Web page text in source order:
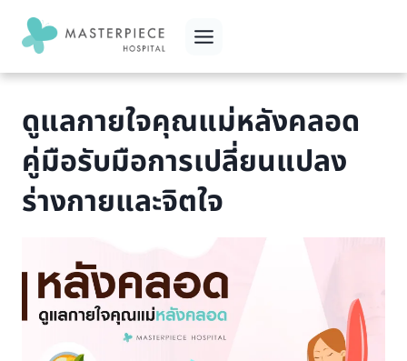
content
ดูแลกายใจคุณแม่หลังคลอด
คู่มือรับมือการเปลี่ยนแปลง
ร่างกายและจิตใจ